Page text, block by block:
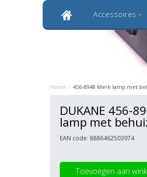
Accessoires
Originele
Home / 456-8948 Merk lamp met
DUKANE 456-
lamp met
EAN code: 8886462503974
Toevoegen aan